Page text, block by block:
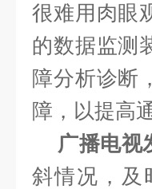
很难用肉眼
的数据监测
障分析诊断
障，以提高
广播电视
斜情况，及